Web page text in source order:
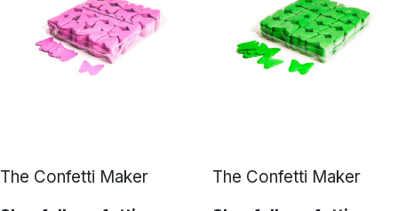
The Confetti Maker
The Confetti Maker